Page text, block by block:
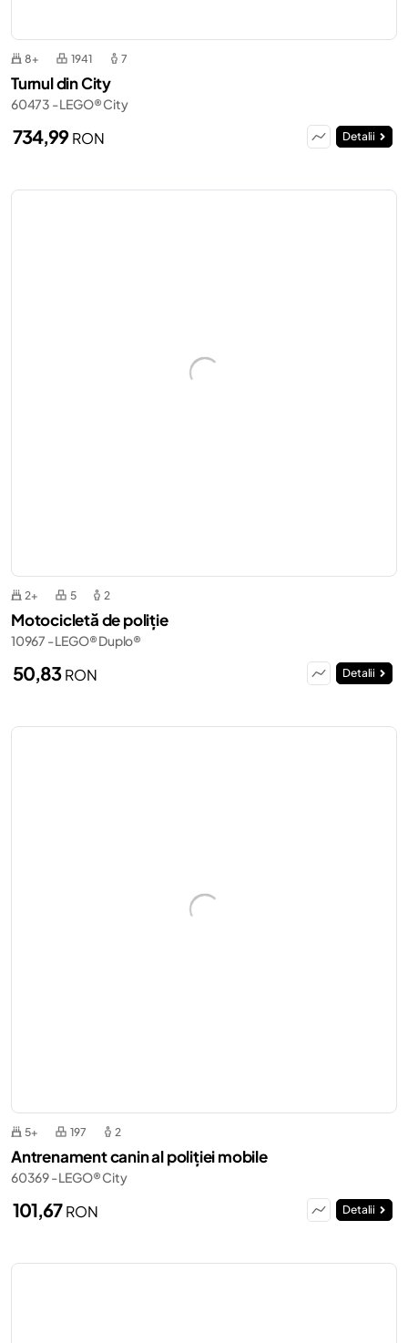
8+ 1941 7
Turnul din City
60473 - LEGO® City
734,99RON Detalii
2+ 5 2
Motocicletă de poliție
10967 - LEGO® Duplo®
50,83RON Detalii
5+ 197 2
Antrenament canin al poliției mobile
60369 - LEGO® City
101,67RON Detalii